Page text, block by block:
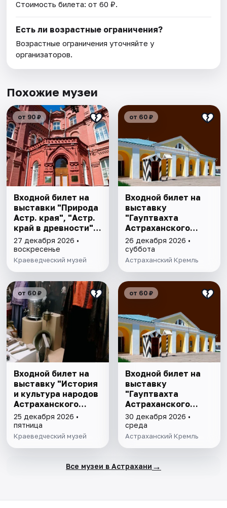
Стоимость билета: от 60 ₽.
Есть ли возрастные ограничения?
Возрастные ограничения уточняйте у
организаторов.
Похожие музеи
от 90 ₽
Входной билет на
выставки "Природа
Астр. края", "Астр.
край в древности",
"Заселение Астр.
края"
27 декабря 2026 •
воскресенье
Краеведческий музей
от 60 ₽
Входной билет на
выставку
"Гауптвахта
Астраханского
гарнизона. XIX в."
26 декабря 2026 •
суббота
Астраханский Кремль
от 60 ₽
Входной билет на
выставку "История
и культура народов
Астраханского
края"
25 декабря 2026 •
пятница
Краеведческий музей
от 60 ₽
Входной билет на
выставку
"Гауптвахта
Астраханского
гарнизона. XIX в."
30 декабря 2026 •
среда
Астраханский Кремль
Все музеи в Астрахани →